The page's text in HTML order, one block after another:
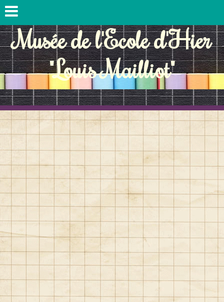
Musée de l'Ecole d'Hier
"Louis Mailliot"